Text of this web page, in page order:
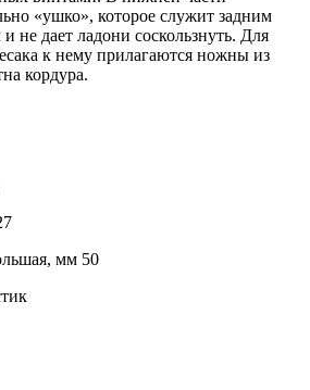
«ушко», которое служит задним
не дает ладони соскользнуть. Для
к нему прилагаются ножны из
кордура.
мм 50